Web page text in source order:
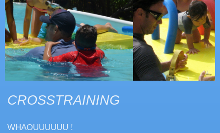
CROSSTRAINING
WHAOUUUUUU !